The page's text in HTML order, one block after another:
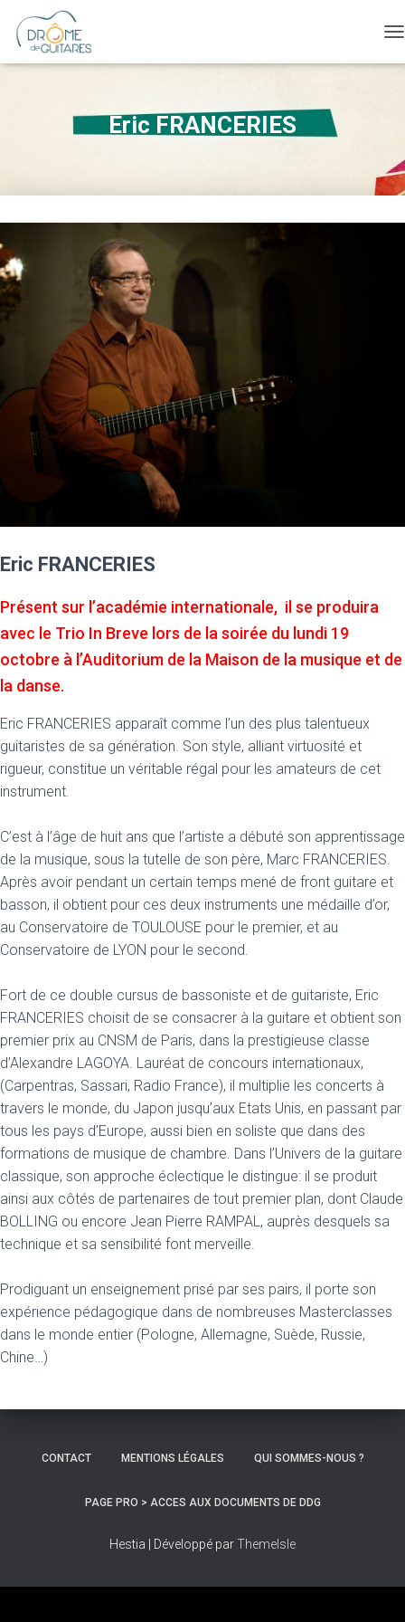
Eric FRANCERIES
Eric FRANCERIES
Présent sur l’académie internationale, il se produira
avec le Trio In Breve lors de la soirée du lundi 19
octobre à l’Auditorium de la Maison de la musique et de
la danse.
Eric FRANCERIES apparaît comme l’un des plus talentueux
guitaristes de sa génération. Son style, alliant virtuosité et
rigueur, constitue un véritable régal pour les amateurs de cet
instrument.
C’est à l’âge de huit ans que l’artiste a débuté son apprentissage
de la musique, sous la tutelle de son père, Marc FRANCERIES.
Après avoir pendant un certain temps mené de front guitare et
basson, il obtient pour ces deux instruments une médaille d’or,
au Conservatoire de TOULOUSE pour le premier, et au
Conservatoire de LYON pour le second.
Fort de ce double cursus de bassoniste et de guitariste, Eric
FRANCERIES choisit de se consacrer à la guitare et obtient son
premier prix au CNSM de Paris, dans la prestigieuse classe
d’Alexandre LAGOYA. Lauréat de concours internationaux,
(Carpentras, Sassari, Radio France), il multiplie les concerts à
travers le monde, du Japon jusqu’aux Etats Unis, en passant par
tous les pays d’Europe, aussi bien en soliste que dans des
formations de musique de chambre. Dans l’Univers de la guitare
classique, son approche éclectique le distingue: il se produit
ainsi aux côtés de partenaires de tout premier plan, dont Claude
BOLLING ou encore Jean Pierre RAMPAL, auprès desquels sa
technique et sa sensibilité font merveille.
Prodiguant un enseignement prisé par ses pairs, il porte son
expérience pédagogique dans de nombreuses Masterclasses
dans le monde entier (Pologne, Allemagne, Suède, Russie,
Chine…)
CONTACT MENTIONS LÉGALES QUI SOMMES-NOUS ?
PAGE PRO > ACCES AUX DOCUMENTS DE DDG
Hestia | Développé parThemeIsle